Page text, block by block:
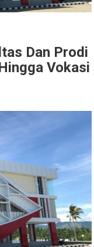
Dan Prodi
Vokasi